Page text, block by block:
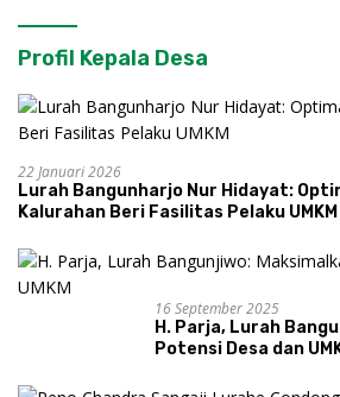
Profil Kepala Desa
22 Januari 2026
Lurah Bangunharjo Nur Hidayat:
Kalurahan Beri Fasilitas Pelaku UMKM
16 September 2025
H. Parja, Lurah
Potensi Desa dan